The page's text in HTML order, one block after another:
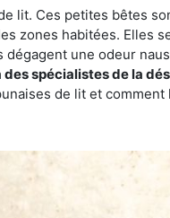
lit. Ces petites bêtes
zones habitées. Elles
une odeur
des spécialistes de la
de lit et